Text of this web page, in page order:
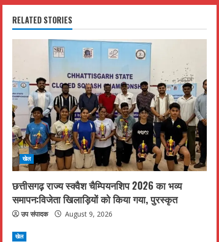
n
u
R
e
a
d
i
n
g
RELATED STORIES
खेल
छत्तीसगढ़ राज्य स्क्वैश चैम्पियनशिप 2026 का भव्य
समापन:विजेता खिलाड़ियों को किया गया, पुरस्कृत
उप संपादक August 9, 2026
खेल